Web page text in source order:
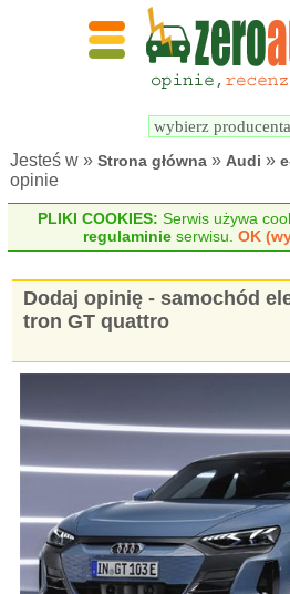
Jesteś w »Strona główna » Audi »
opinie
PLIKI COOKIES: Serwis używa
regulaminie serwisu.OK
Dodaj opinię - samochód
tron GT quattro